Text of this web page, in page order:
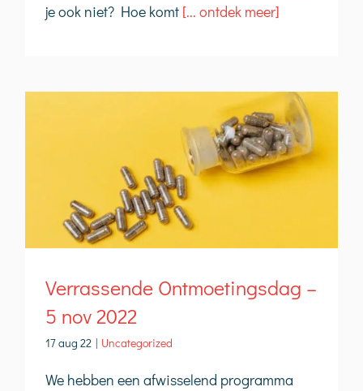
je ook niet? Hoe komt [... ontdek meer]
Verrassende Ontmoetingsdag –
5 nov 2022
17 aug 22 | Uncategorized
We hebben een afwisselend programma